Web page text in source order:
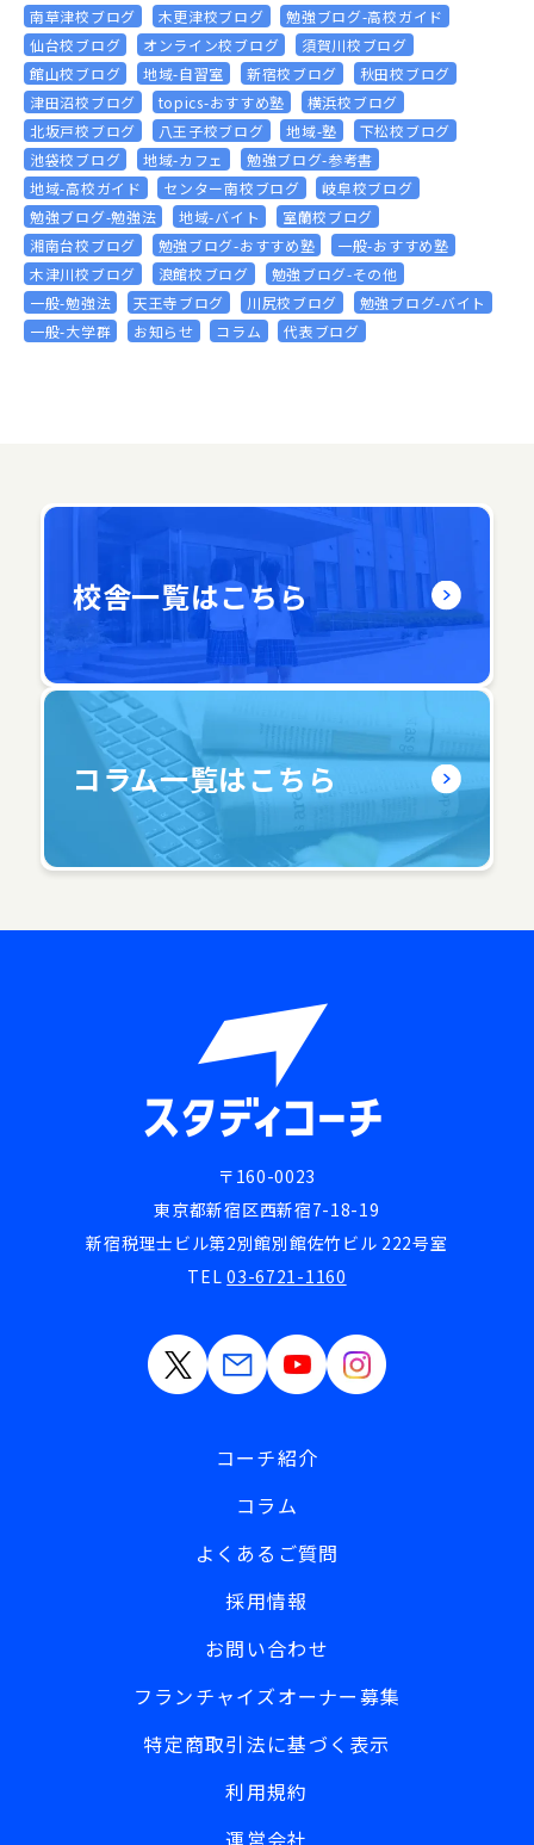
南草津校ブログ
木更津校ブログ
勉強ブログ-高校ガイド
仙台校ブログ
オンライン校ブログ
須賀川校ブログ
館山校ブログ
地域-自習室 新宿校ブログ
秋田校ブログ
津田沼校ブログ
topics-おすすめ塾
横浜校ブログ
北坂戸校ブログ
八王子校ブログ 地域-塾
下松校ブログ
池袋校ブログ
地域-カフェ
勉強ブログ-参考書
地域-高校ガイド
センター南校ブログ
岐阜校ブログ
勉強ブログ-勉強法
地域-バイト
室蘭校ブログ
湘南台校ブログ
勉強ブログ-おすすめ塾
一般-おすすめ塾
木津川校ブログ
浪館校ブログ
勉強ブログ-その他
一般-勉強法
天王寺ブログ 川尻校ブログ
勉強ブログ-バイト
一般-大学群
お知らせ コラム 代表ブログ
校舎一覧はこちら
コラム一覧はこちら
〒160-0023
東京都新宿区西新宿7-18-19
新宿税理士ビル第2別館別館佐竹ビル 222号室
TEL03-6721-1160
コーチ紹介
コラム
よくあるご質問
採用情報
お問い合わせ
フランチャイズオーナー募集
特定商取引法に基づく表示
利用規約